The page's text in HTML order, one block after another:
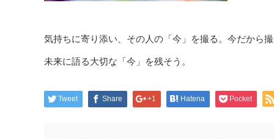
気持ちに寄り添い、その人の「今」を撮る。今だから撮
未来に語る大切な「今」を残そう。
Tweet Share +1 Hatena Pocket